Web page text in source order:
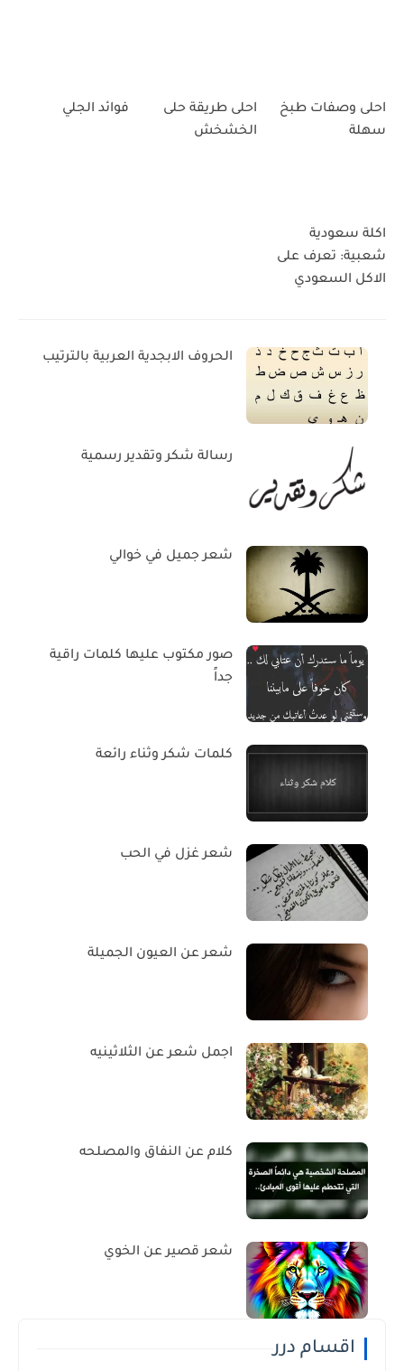
احلى وصفات طبخ
سهلة
احلى طريقة حلى
الخشخش
فوائد الجلي
اكلة سعودية
شعبية: تعرف على
الاكل السعودي
الحروف الابجدية العربية بالترتيب
رسالة شكر وتقدير رسمية
شعر جميل في خوالي
صور مكتوب عليها كلمات راقية
جداً
كلمات شكر وثناء رائعة
شعر غزل في الحب
شعر عن العيون الجميلة
اجمل شعر عن الثلاثينيه
كلام عن النفاق والمصلحه
شعر قصير عن الخوي
اقسام درر